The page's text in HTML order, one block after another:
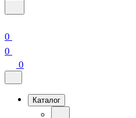
0
0
0
Каталог